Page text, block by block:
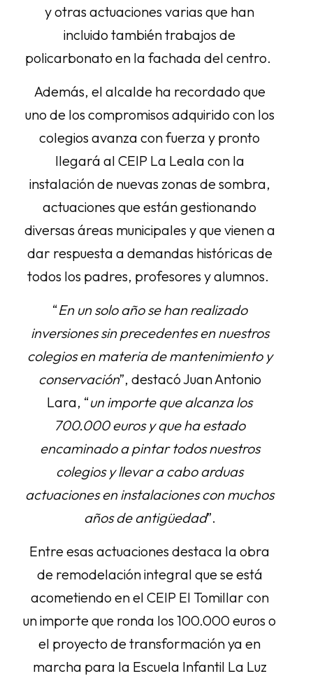
y otras actuaciones varias que han
incluido también trabajos de
policarbonato en la fachada del centro.
Además, el alcalde ha recordado que
uno de los compromisos adquirido con los
colegios avanza con fuerza y pronto
llegará al CEIP La Leala con la
instalación de nuevas zonas de sombra,
actuaciones que están gestionando
diversas áreas municipales y que vienen a
dar respuesta a demandas históricas de
todos los padres, profesores y alumnos.
“En un solo año se han realizado
inversiones sin precedentes en nuestros
colegios en materia de mantenimiento y
conservación”, destacó Juan Antonio
Lara, “un importe que alcanza los
700.000 euros y que ha estado
encaminado a pintar todos nuestros
colegios y llevar a cabo arduas
actuaciones en instalaciones con muchos
años de antigüedad”.
Entre esas actuaciones destaca la obra
de remodelación integral que se está
acometiendo en el CEIP El Tomillar con
un importe que ronda los 100.000 euros o
el proyecto de transformación ya en
marcha para la Escuela Infantil La Luz